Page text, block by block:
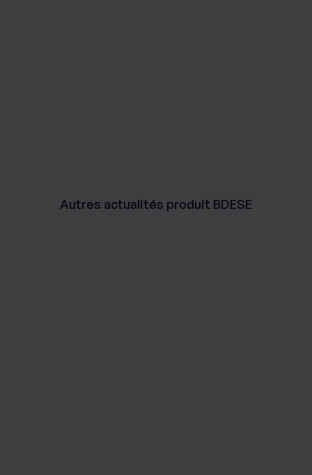
Autres actualités produit BDESE